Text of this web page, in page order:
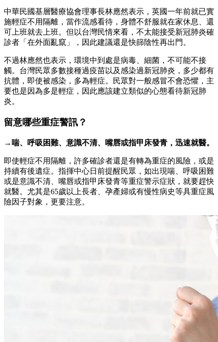
中華民國基層醫療協會理事長林應然表示，英國一年前就已實
施輕症不用隔離，當作流感看待，身體不舒服就在家休息、還
可上班就去上班。但以台灣民情來看，不太能接受新冠肺炎確
診者「在外面亂竄」，因此建議還是快篩陰性再出門。
不過林應然也表示，環境中到處是病毒、細菌，不可能不接
觸。台灣民眾多數接種過疫苗以及感染過新冠肺炎，多少都有
抗體，即使被感染，多為輕症。民眾對一般感冒不會恐懼，主
要也是因為多是輕症，因此應該建立類似的心態看待新冠肺
炎。
留意哪些重症警訊？
→喘、呼吸困難、意識不清、嘴唇或指甲床發青，迅速就醫。
即使輕症不用隔離，許多確診者還是有轉為重症的風險，或是
持續有後遺症。指揮中心日前提醒民眾，如出現喘、呼吸困難
或是意識不清、嘴唇或指甲床發青等重症警示症狀，就要趕快
就醫。尤其是65歲以上長者、孕產婦或有慢性病史等具重症風
險因子對象，更要注意。